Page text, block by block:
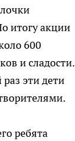
итогу акции
600
и сладости.
эти дети
ребята